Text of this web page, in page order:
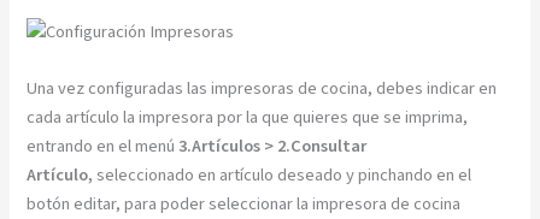
Una vez configuradas las impresoras de cocina, debes indicar en
cada artículo la impresora por la que quieres que se imprima,
entrando en el menú3.Artículos > 2.Consultar
Artículo,seleccionado en artículo deseado y pinchando en el
botón editar, para poder seleccionar la impresora de cocina